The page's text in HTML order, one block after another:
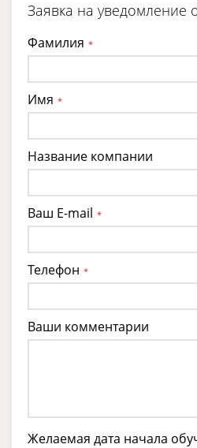
Заявка на уведомление
Фамилия *
Имя *
Название компании
Ваш E-mail *
Телефон *
Ваши комментарии
Желаемая дата начала